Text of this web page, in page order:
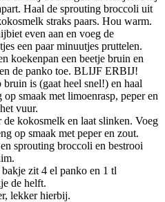
Haal de sprouting broccoli uit
straks paars. Hou warm.
even aan en voeg de
een paar minuutjes pruttelen.
koekenpan een beetje bruin en
de panko toe. BLIJF ERBIJ!
is (gaat heel snel!) en haal
smaak met limoenrasp, peper en
vuur.
kokosmelk en laat slinken. Voeg
op smaak met peper en zout.
sprouting broccoli en bestrooi
zit 4 el panko en 1 tl
de helft.
lekker hierbij.